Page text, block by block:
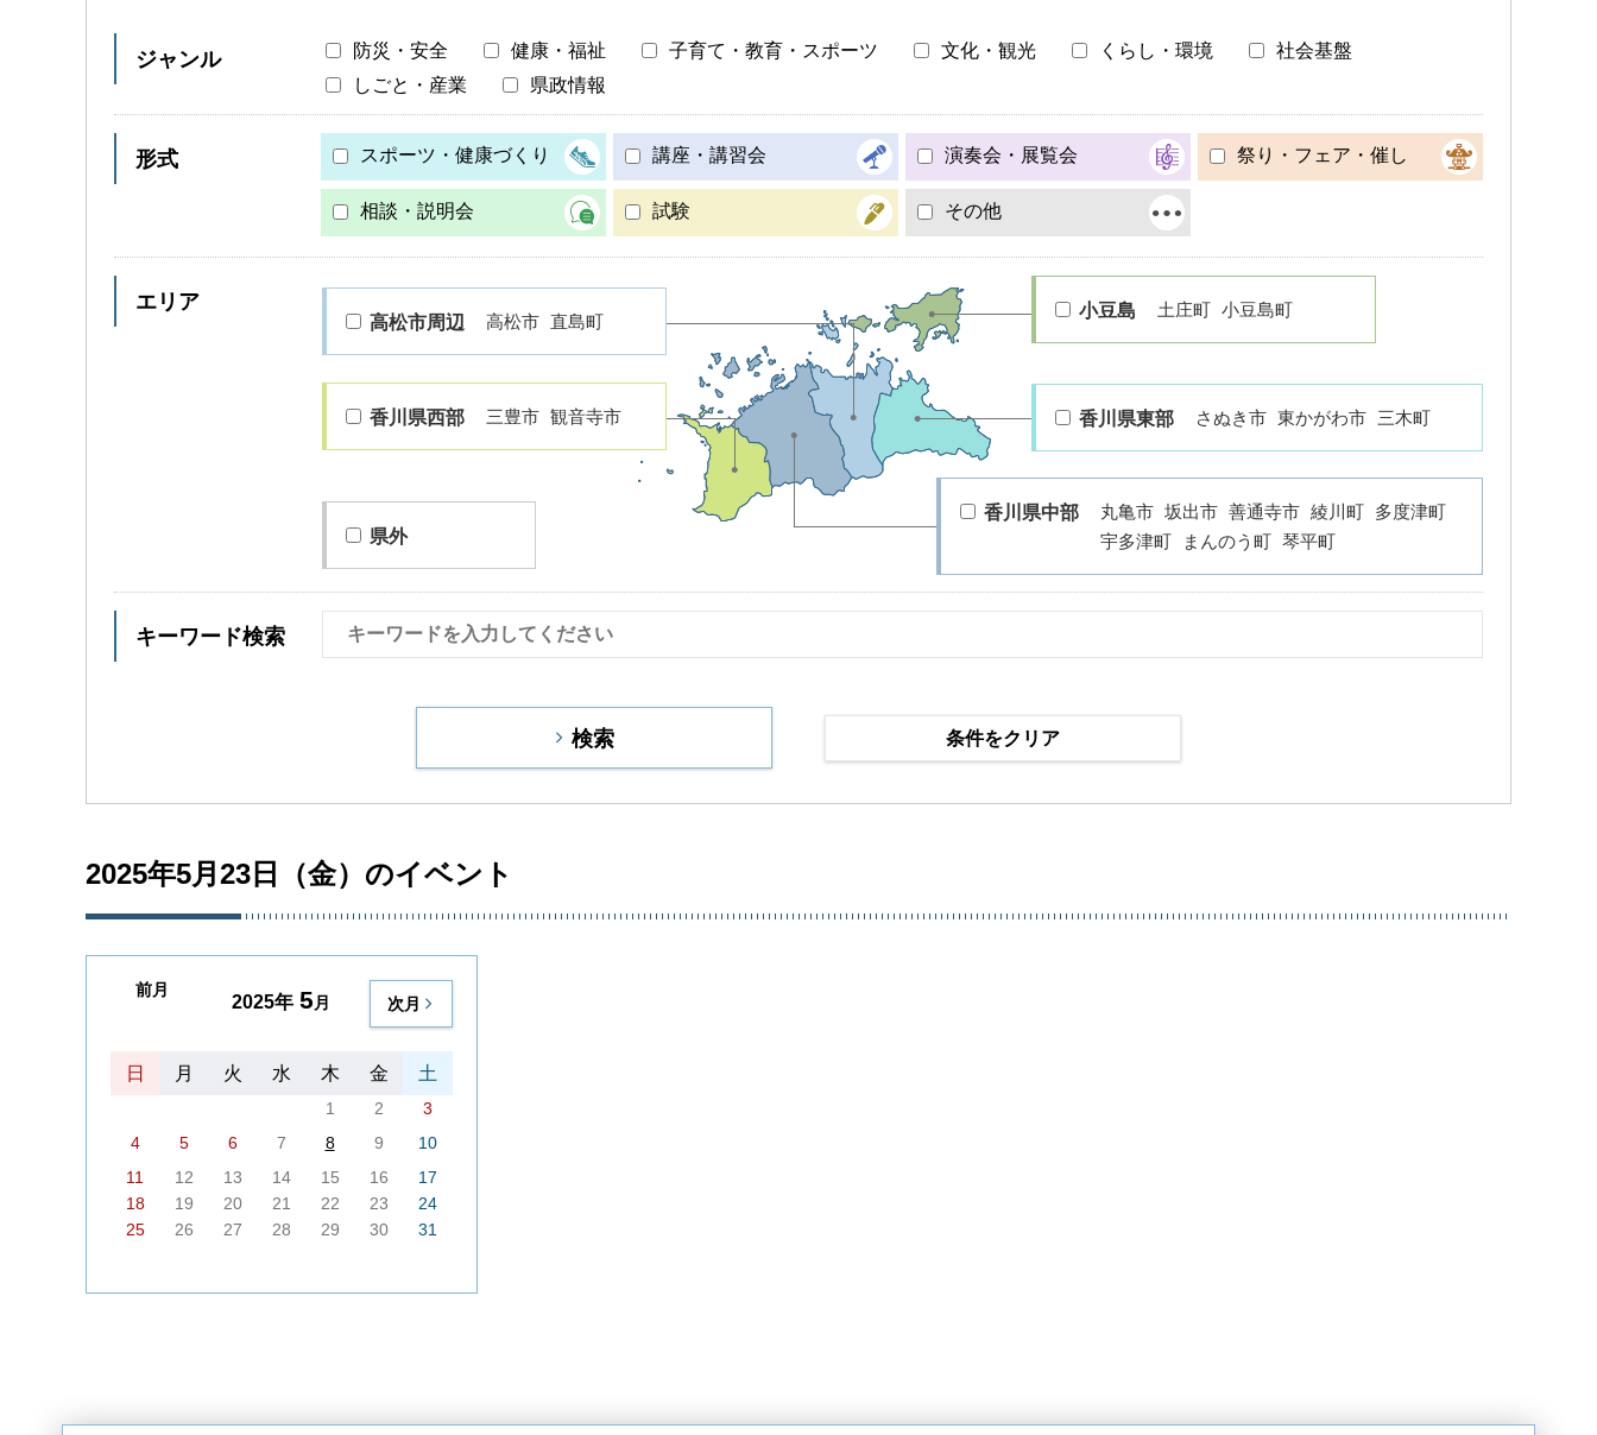
ジャンル 防災・安全 健康・福祉 子育て・教育・スポーツ 文化・観光 くらし・環境
社会基盤
しごと・産業
県政情報
形式 スポーツ・健康づくり 講座・講習会 演奏会・展覧会 祭り・フェア・催し
相談・説明会 試験 その他
エリア
高松市周辺 高松市 直島町
香川県東部 さぬき市 東かがわ市 三木町
香川県中部 丸亀市 坂出市 善通寺市 綾川町 多度津町
宇多津町
まんのう町 琴平町
香川県西部 三豊市 観音寺市
小豆島 土庄町 小豆島町
県外
キーワード検索
条件をクリア
2025年5月23日（金）のイベント
前月
2025年 5 月 次月
日 月 火 水 木 金 土
1 2
3
4
5 6 7 8 9
10
11
12 13 14 15 16
17
18
19 20 21 22 23
24
25
26 27 28 29 30 31